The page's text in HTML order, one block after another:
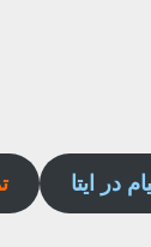
در ایتا